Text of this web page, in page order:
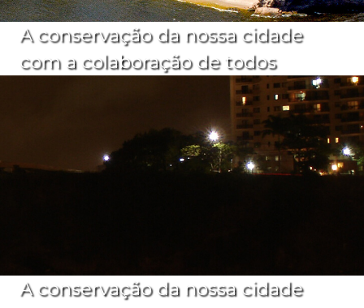
A conservação da nossa cidade
com a colaboração de todos
A conservação da nossa cidade